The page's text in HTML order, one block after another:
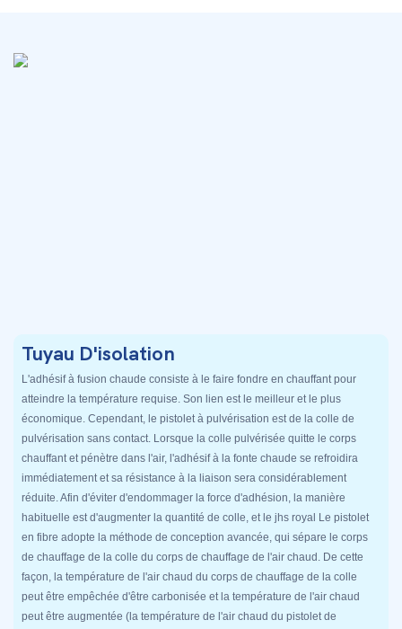
Tuyau D'isolation
L'adhésif à fusion chaude consiste à le faire fondre en chauffant pour
atteindre la température requise. Son lien est le meilleur et le plus
économique. Cependant, le pistolet à pulvérisation est de la colle de
pulvérisation sans contact. Lorsque la colle pulvérisée quitte le corps
chauffant et pénètre dans l'air, l'adhésif à la fonte chaude se refroidira
immédiatement et sa résistance à la liaison sera considérablement
réduite. Afin d'éviter d'endommager la force d'adhésion, la manière
habituelle est d'augmenter la quantité de colle, et le jhs royal Le pistolet
en fibre adopte la méthode de conception avancée, qui sépare le corps
de chauffage de la colle du corps de chauffage de l'air chaud. De cette
façon, la température de l'air chaud du corps de chauffage de la colle
peut être empêchée d'être carbonisée et la température de l'air chaud
peut être augmentée (la température de l'air chaud du pistolet de